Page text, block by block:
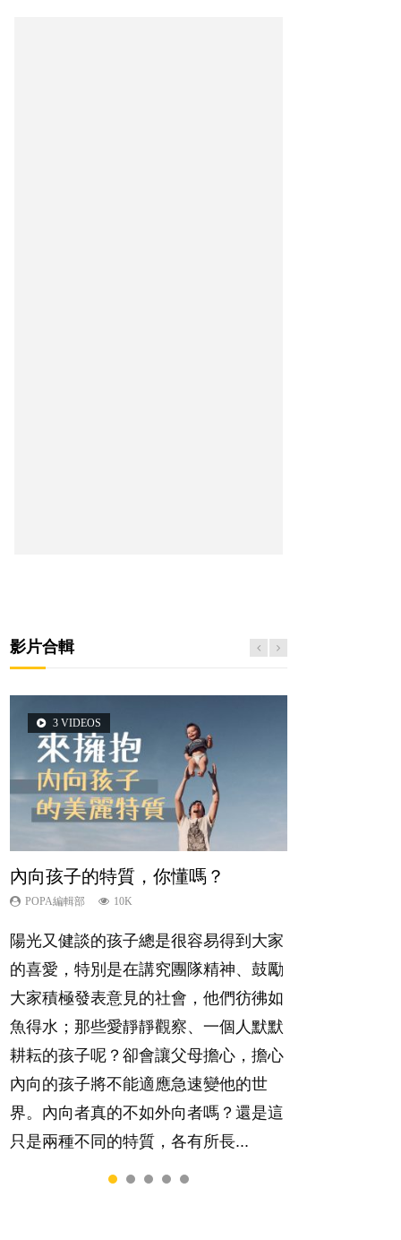
影片合輯
3 VIDEOS
內向孩子的特質，你懂嗎？
POPA編輯部 10K
陽光又健談的孩子總是很容易得到大家
的喜愛，特別是在講究團隊精神、鼓勵
大家積極發表意見的社會，他們彷彿如
魚得水；那些愛靜靜觀察、一個人默默
耕耘的孩子呢？卻會讓父母擔心，擔心
內向的孩子將不能適應急速變他的世
界。內向者真的不如外向者嗎？還是這
只是兩種不同的特質，各有所長...
5 VIDEOS
夫妻必看！經營婚姻，沒捷徑
POPA編輯部 22.9K
你是不是也曾經以為只要跟相愛的人結
婚，就自然能走到白頭，但生了孩子卻
發現事情不如你所料？ 經營婚姻，不
如我們想像的簡單，卻也不是大家說得
那麼難。一起來認識婚姻的真相！...
2 VIDEOS
想孩子學好外語，點做好？
POPA編輯部 9.9K
有人話學多種語言越早開始越好，有人
卻說一時間太多語言，會令孩子感到混
淆，到底誰是誰非？聽聽專家怎樣說，
解開語言學習的迷思～...
6 VIDEOS
孩子能力天注定？
POPA編輯部 7.9K
很多父母都希望孩子係個「叻仔叻
女」，學業別太差，日常自理井井有
條。這樣的孩子是萬中無一，還是魚與
熊掌，不能兼得？...
6 VIDEOS
愛孩子也別忘了愛自己，父母如何
關顧自己的身心靈？
照顧孩子衣食住行、陪同兒女應對功課
測驗，還要陪玩製造親子時間，尚要處
理家中雜項要務……當父母的，有千百
個任務要做。可惜，有一樣重要至極
的，總被遺漏——關注自己的情緒和心
理健康。...